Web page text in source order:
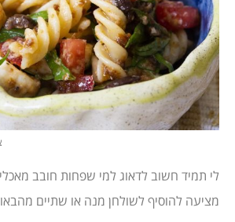
לי תמיד חשוב לדאוג למי שפחות חובב מאכלי
מציעה להוסיף לשולחן מנה או שתיים